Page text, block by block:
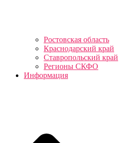
Ростовская область
Краснодарский край
Ставропольский край
Регионы СКФО
Информация